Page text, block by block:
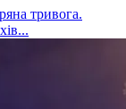
тривога.